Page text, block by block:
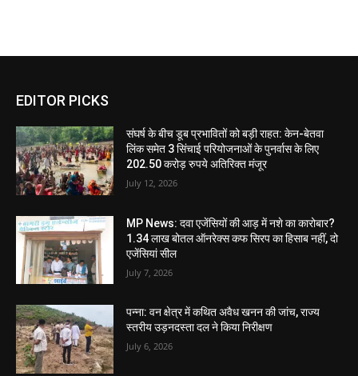
EDITOR PICKS
संघर्ष के बीच डूब प्रभावितों को बड़ी राहत: केन-बेतवा
लिंक समेत 3 सिंचाई परियोजनाओं के पुनर्वास के लिए
202.50 करोड़ रुपये अतिरिक्त मंजूर
July 12, 2026
MP News: दवा एजेंसियों की आड़ में नशे का कारोबार?
1.34 लाख बोतल ऑनरेक्स कफ सिरप का हिसाब नहीं, दो
एजेंसियां सील
July 7, 2026
पन्ना: वन क्षेत्र में कथित अवैध खनन की जांच, राज्य
स्तरीय उड़नदस्ता दल ने किया निरीक्षण
July 6, 2026